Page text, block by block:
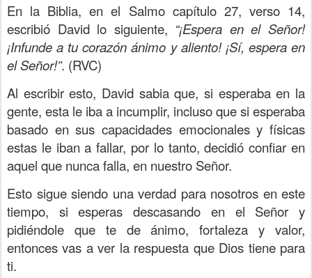
En la Biblia, en el Salmo capítulo 27, verso 14,
escribió David lo siguiente, “¡Espera en el Señor!
¡Infunde a tu corazón ánimo y aliento! ¡Sí, espera en
el Señor!”. (RVC)
Al escribir esto, David sabia que, si esperaba en la
gente, esta le iba a incumplir, incluso que si esperaba
basado en sus capacidades emocionales y físicas
estas le iban a fallar, por lo tanto, decidió confiar en
aquel que nunca falla, en nuestro Señor.
Esto sigue siendo una verdad para nosotros en este
tiempo, si esperas descasando en el Señor y
pidiéndole que te de ánimo, fortaleza y valor,
entonces vas a ver la respuesta que Dios tiene para
ti.